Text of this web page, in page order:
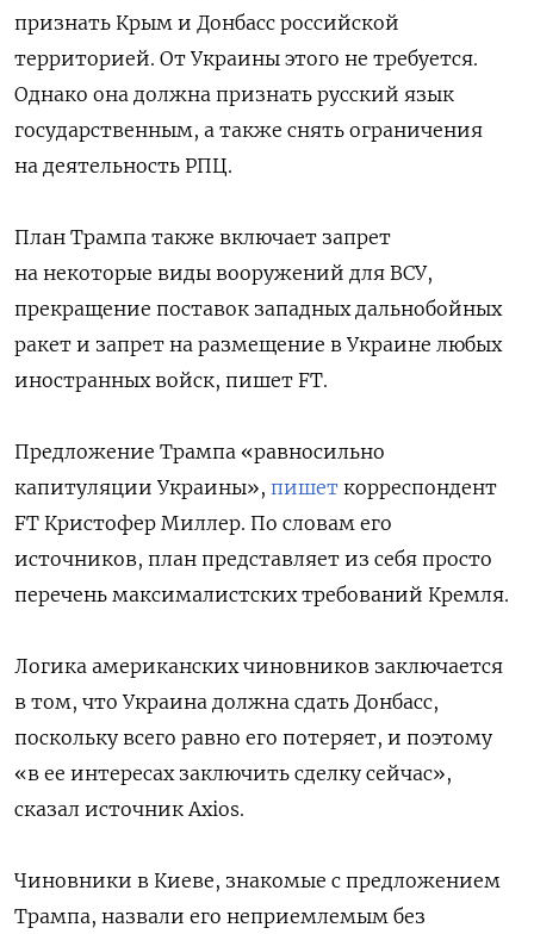
признать Крым и Донбасс российской
территорией. От Украины этого не требуется.
Однако она должна признать русский язык
государственным, а также снять ограничения
на деятельность РПЦ.
План Трампа также включает запрет
на некоторые виды вооружений для ВСУ,
прекращение поставок западных дальнобойных
ракет и запрет на размещение в Украине любых
иностранных войск, пишет FT.
Предложение Трампа «равносильно
капитуляции Украины», пишет корреспондент
FT Кристофер Миллер. По словам его
источников, план представляет из себя просто
перечень максималистских требований Кремля.
Логика американских чиновников заключается
в том, что Украина должна сдать Донбасс,
поскольку всего равно его потеряет, и поэтому
«в ее интересах заключить сделку сейчас»,
сказал источник Axios.
Чиновники в Киеве, знакомые с предложением
Трампа, назвали его неприемлемым без